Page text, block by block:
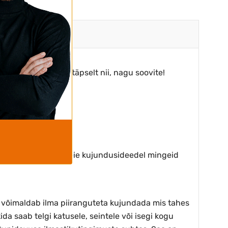
toote täpselt nii, nagu soovite!
Sel viisil ei ole teie kujundusideedel mingeid
ilma piiranguteta kujundada mis tahes
saab telgi katusele, seintele või isegi kogu